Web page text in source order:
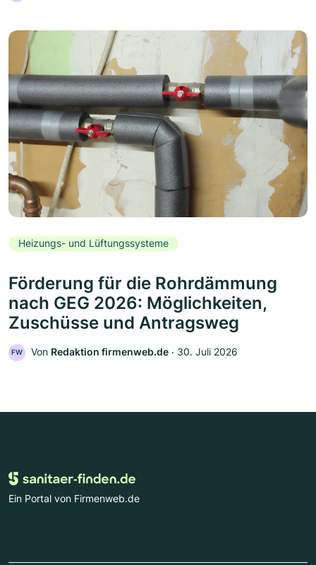
Heizungs- und Lüftungssysteme
Förderung für die Rohrdämmung
nach GEG 2026: Möglichkeiten,
Zuschüsse und Antragsweg
FW Von Redaktion firmenweb.de ‧ 30. Juli 2026
Ein Portal von Firmenweb.de